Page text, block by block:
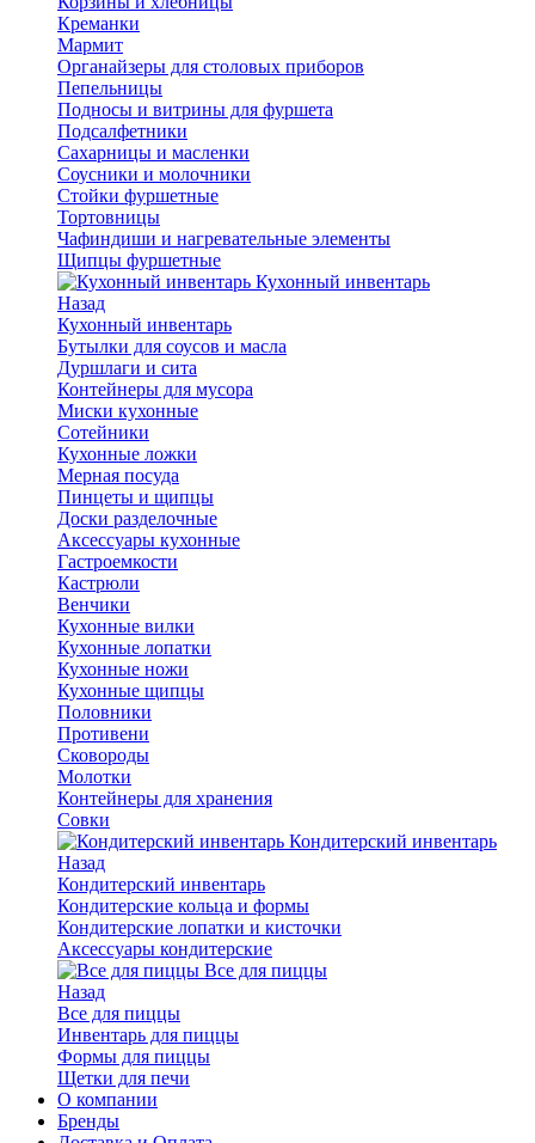
Креманки
Мармит
Органайзеры для столовых приборов
Пепельницы
Подносы и витрины для фуршета
Подсалфетники
Сахарницы и масленки
Соусники и молочники
Стойки фуршетные
Тортовницы
Чафиндиши и нагревательные элементы
Щипцы фуршетные
Кухонный инвентарь
Назад
Кухонный инвентарь
Бутылки для соусов и масла
Дуршлаги и сита
Контейнеры для мусора
Миски кухонные
Сотейники
Кухонные ложки
Мерная посуда
Пинцеты и щипцы
Доски разделочные
Аксессуары кухонные
Гастроемкости
Кастрюли
Венчики
Кухонные вилки
Кухонные лопатки
Кухонные ножи
Кухонные щипцы
Половники
Противени
Сковороды
Молотки
Контейнеры для хранения
Совки
Кондитерский инвентарь
Назад
Кондитерский инвентарь
Кондитерские кольца и формы
Кондитерские лопатки и кисточки
Аксессуары кондитерские
Все для пиццы
Назад
Все для пиццы
Инвентарь для пиццы
Формы для пиццы
Щетки для печи
О компании
Бренды